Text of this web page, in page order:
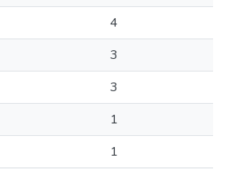
4
3
3
1
1